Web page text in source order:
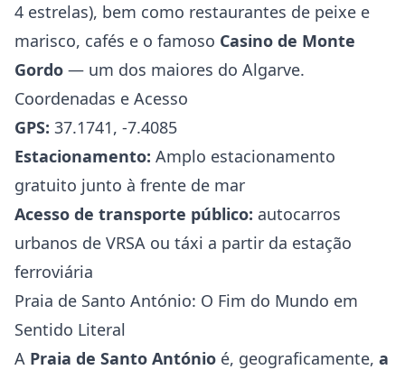
4 estrelas), bem como restaurantes de peixe e
marisco, cafés e o famoso Casino de Monte
Gordo — um dos maiores do Algarve.
Coordenadas e Acesso
GPS: 37.1741, -7.4085
Estacionamento: Amplo estacionamento
gratuito junto à frente de mar
Acesso de transporte público: autocarros
urbanos de VRSA ou táxi a partir da estação
ferroviária
Praia de Santo António: O Fim do Mundo em
Sentido Literal
A Praia de Santo António é, geograficamente, a